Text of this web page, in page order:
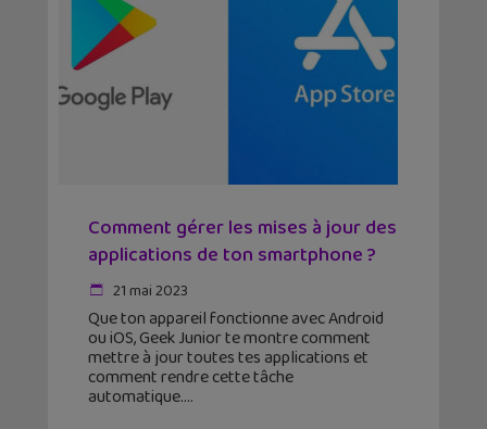
Comment gérer les mises à jour des
applications de ton smartphone ?
21 mai 2023
Que ton appareil fonctionne avec Android
ou iOS, Geek Junior te montre comment
mettre à jour toutes tes applications et
comment rendre cette tâche
automatique.